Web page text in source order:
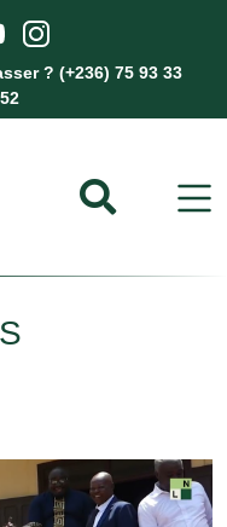
? (+236) 75 93 33